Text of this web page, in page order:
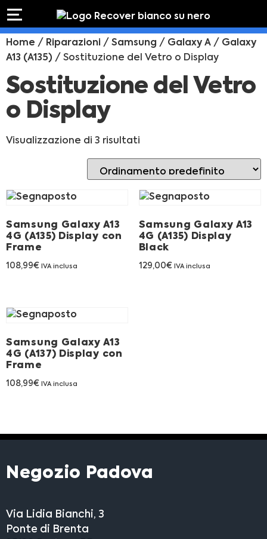
Preventivo online
PREVENTIVO RIPARAZIONE
ACQUISTA IPHONE
Rivenditori B2B
RIVENDITORI B2B
Contatti
PREVENTIVO
Preventivo
RIPARAZIONE
IPHONE
schermo
Home / Riparazioni / Samsung / Galaxy A / Galaxy
A13 (A135) / Sostituzione del Vetro o Display
Sostituzione del Vetro
o Display
Visualizzazione di 3 risultati
Samsung Galaxy A13
4G (A135) Display con
Frame
108,99€ IVA inclusa
Samsung Galaxy A13
4G (A135) Display
Black
129,00€ IVA inclusa
Samsung Galaxy A13
4G (A137) Display con
Frame
108,99€ IVA inclusa
Negozio Padova
Via Lidia Bianchi, 3
Ponte di Brenta